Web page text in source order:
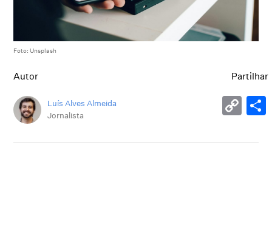
Foto: Unsplash
Autor
Luís Alves Almeida
Jornalista
Partilhar